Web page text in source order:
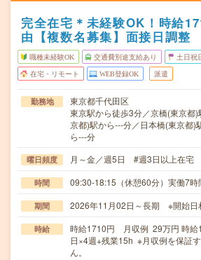
完全在宅＊未経験OK！時給
由【複数名募集】面接日調整
職種未経験OK 交通費別途支給あり 土日祝
在宅・リモート WEB登録OK 派遣
勤務地
東京都千代田区
東京駅から徒歩3分／京橋(東京都
京都)駅から---分／日本橋(東京都)
ら---分
曜日頻度 月～金／週5日 #週3日以上在宅
時間 09:30-18:15（休憩60分）実働7時
期間 2026年11月02日～長期 ※開始日
時給
時給1710円 月収例 29万円 時給
日×4週+残業15h ※月収例を保証
ん。